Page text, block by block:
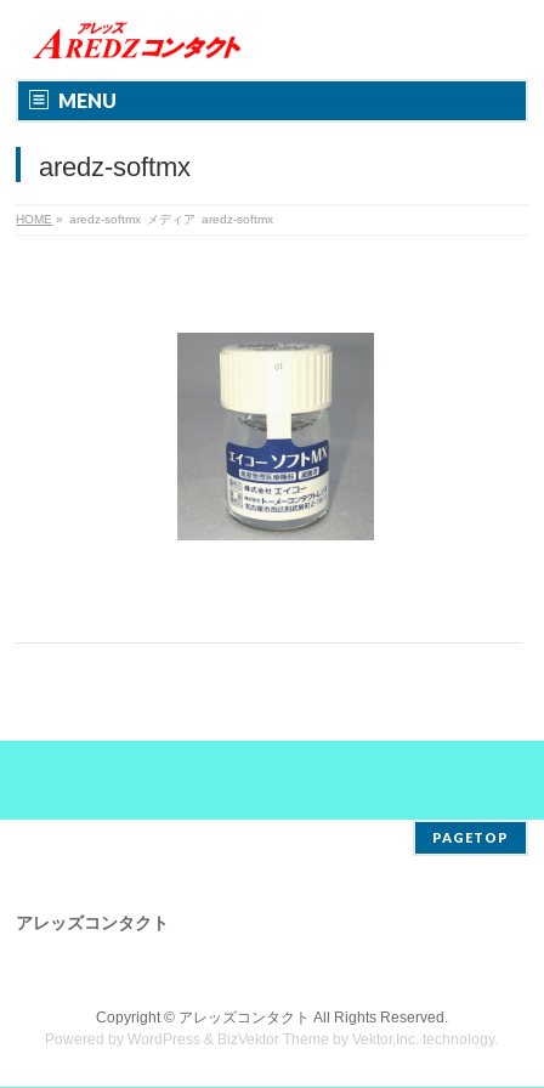
MENU
aredz-softmx
HOME » aredz-softmx メディア aredz-softmx
PAGETOP
アレッズコンタクト
Copyright © アレッズコンタクト All Rights Reserved.
Powered byWordPress & BizVektor Theme byVektor,Inc. technology.